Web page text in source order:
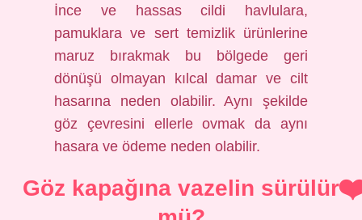
İnce ve hassas cildi havlulara,
pamuklara ve sert temizlik ürünlerine
maruz bırakmak bu bölgede geri
dönüşü olmayan kılcal damar ve cilt
hasarına neden olabilir. Aynı şekilde
göz çevresini ellerle ovmak da aynı
hasara ve ödeme neden olabilir.
Göz kapağına vazelin sürülür